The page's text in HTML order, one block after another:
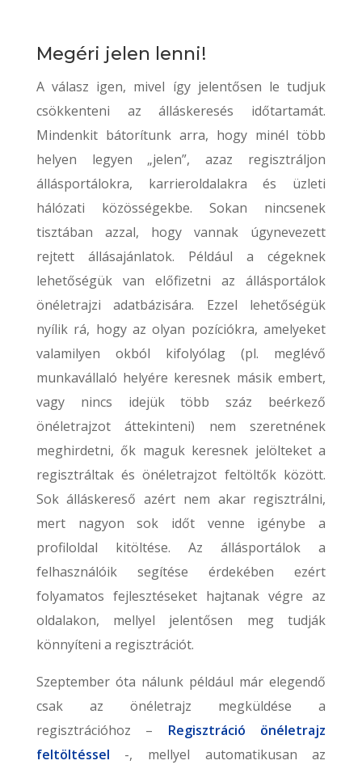
Megéri jelen lenni!
A válasz igen, mivel így jelentősen le tudjuk
csökkenteni az álláskeresés időtartamát.
Mindenkit bátorítunk arra, hogy minél több
helyen legyen „jelen”, azaz regisztráljon
állásportálokra, karrieroldalakra és üzleti
hálózati közösségekbe. Sokan nincsenek
tisztában azzal, hogy vannak úgynevezett
rejtett állásajánlatok. Például a cégeknek
lehetőségük van előfizetni az állásportálok
önéletrajzi adatbázisára. Ezzel lehetőségük
nyílik rá, hogy az olyan pozíciókra, amelyeket
valamilyen okból kifolyólag (pl. meglévő
munkavállaló helyére keresnek másik embert,
vagy nincs idejük több száz beérkező
önéletrajzot áttekinteni) nem szeretnének
meghirdetni, ők maguk keresnek jelölteket a
regisztráltak és önéletrajzot feltöltők között.
Sok álláskereső azért nem akar regisztrálni,
mert nagyon sok időt venne igénybe a
profiloldal kitöltése. Az állásportálok a
felhasználóik segítése érdekében ezért
folyamatos fejlesztéseket hajtanak végre az
oldalakon, mellyel jelentősen meg tudják
könnyíteni a regisztrációt.
Szeptember óta nálunk például már elegendő
csak az önéletrajz megküldése a
regisztrációhoz – Regisztráció önéletrajz
feltöltéssel
-, mellyel automatikusan az